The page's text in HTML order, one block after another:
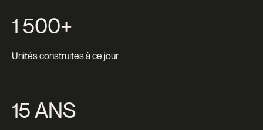
1 500+
Unités construites à ce jour
15 ANS